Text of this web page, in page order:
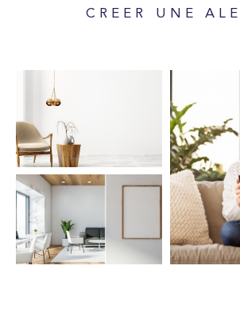
CREER UNE
Pièces
1 3
Localisation